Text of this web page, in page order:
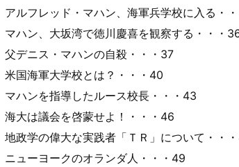
アルフレッド・マハン、海軍兵学校に入る・
マハン、大坂湾で徳川慶喜を観察する・・・
父デニス・マハンの自殺・・・37
米国海軍大学校とは？・・・40
マハンを指導したルース校長・・・43
海大は議会を啓蒙せよ！・・・46
地政学の偉大な実践者「ＴＲ」について・・
ニューヨークのオランダ人・・・49